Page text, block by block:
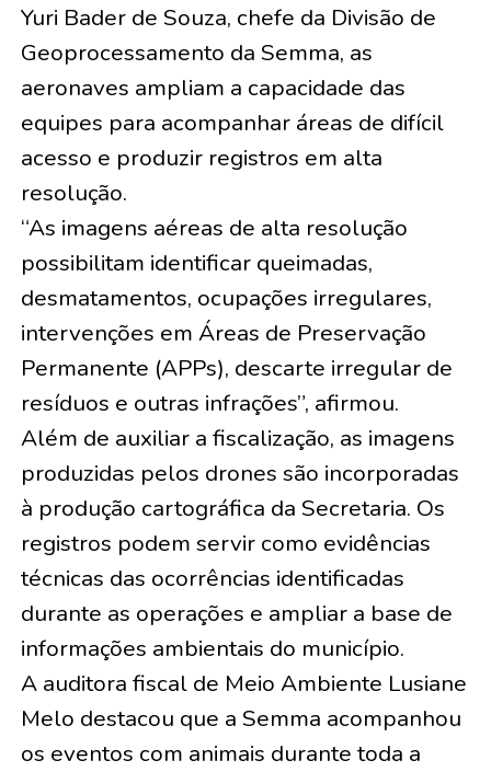
Yuri Bader de Souza, chefe da Divisão de
Geoprocessamento da Semma, as
aeronaves ampliam a capacidade das
equipes para acompanhar áreas de difícil
acesso e produzir registros em alta
resolução.
“As imagens aéreas de alta resolução
possibilitam identificar queimadas,
desmatamentos, ocupações irregulares,
intervenções em Áreas de Preservação
Permanente (APPs), descarte irregular de
resíduos e outras infrações”, afirmou.
Além de auxiliar a fiscalização, as imagens
produzidas pelos drones são incorporadas
à produção cartográfica da Secretaria. Os
registros podem servir como evidências
técnicas das ocorrências identificadas
durante as operações e ampliar a base de
informações ambientais do município.
A auditora fiscal de Meio Ambiente Lusiane
Melo destacou que a Semma acompanhou
os eventos com animais durante toda a